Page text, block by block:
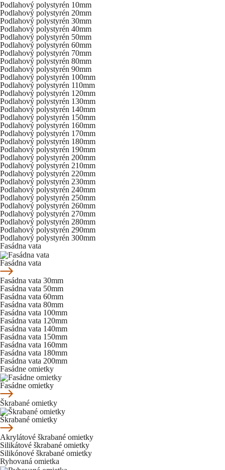
Podlahový polystyrén 10mm
Podlahový polystyrén 20mm
Podlahový polystyrén 30mm
Podlahový polystyrén 40mm
Podlahový polystyrén 50mm
Podlahový polystyrén 60mm
Podlahový polystyrén 70mm
Podlahový polystyrén 80mm
Podlahový polystyrén 90mm
Podlahový polystyrén 100mm
Podlahový polystyrén 110mm
Podlahový polystyrén 120mm
Podlahový polystyrén 130mm
Podlahový polystyrén 140mm
Podlahový polystyrén 150mm
Podlahový polystyrén 160mm
Podlahový polystyrén 170mm
Podlahový polystyrén 180mm
Podlahový polystyrén 190mm
Podlahový polystyrén 200mm
Podlahový polystyrén 210mm
Podlahový polystyrén 220mm
Podlahový polystyrén 230mm
Podlahový polystyrén 240mm
Podlahový polystyrén 250mm
Podlahový polystyrén 260mm
Podlahový polystyrén 270mm
Podlahový polystyrén 280mm
Podlahový polystyrén 290mm
Podlahový polystyrén 300mm
Fasádna vata
Fasádna vata
Fasádna vata 30mm
Fasádna vata 50mm
Fasádna vata 60mm
Fasádna vata 80mm
Fasádna vata 100mm
Fasádna vata 120mm
Fasádna vata 140mm
Fasádna vata 150mm
Fasádna vata 160mm
Fasádna vata 180mm
Fasádna vata 200mm
Fasádne omietky
Fasádne omietky
Škrabané omietky
Škrabané omietky
Akrylátové škrabané omietky
Silikátové škrabané omietky
Silikónové škrabané omietky
Ryhovaná omietka